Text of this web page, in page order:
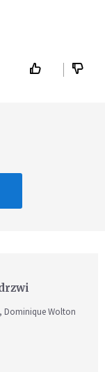
Dominique Wolton